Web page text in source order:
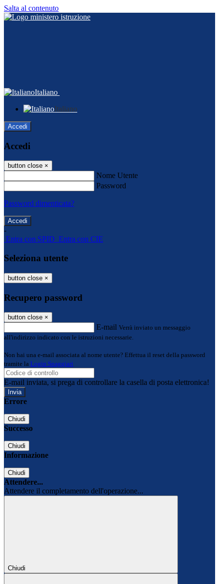
Salta al contenuto
Italiano
Italiano
Accedi
Accedi
button close ×
Nome Utente
Password
Password dimenticata?
-
Entra con SPID Entra con CIE
Seleziona utente
button close ×
Recupero password
button close ×
E-mail Verrà inviato un messaggio
all'indirizzo indicato con le istruzioni necessarie.
Non hai una e-mail associata al nome utente? Effettua il reset della password
tramite la Login Spaggiari
E-mail inviata, si prega di controllare la casella di posta elettronica!
Errore
Chiudi
Successo
Chiudi
Informazione
Chiudi
Attendere...
Attendere il completamento dell'operazione...
Chiudi